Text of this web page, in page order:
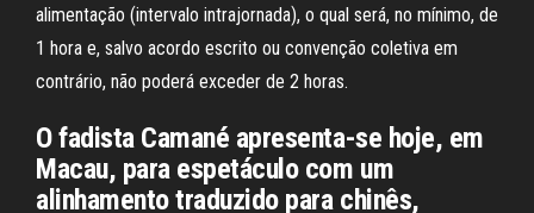
alimentação (intervalo intrajornada), o qual será, no mínimo, de
1 hora e, salvo acordo escrito ou convenção coletiva em
contrário, não poderá exceder de 2 horas.
O fadista Camané apresenta-se hoje, em
Macau, para espetáculo com um
alinhamento traduzido para chinês,